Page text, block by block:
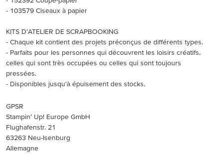
- 103579 Ciseaux à papier
KITS D’ATELIER DE SCRAPBOOKING
- Chaque kit contient des projets préconçus de différents types.
- Parfaits pour les personnes qui découvrent les loisirs créatifs,
celles qui sont très occupées ou celles qui sont toujours
pressées.
- Disponibles jusqu’à épuisement des stocks.
GPSR
Stampin’ Up! Europe GmbH
Flughafenstr. 21
63263 Neu-Isenburg
Allemagne